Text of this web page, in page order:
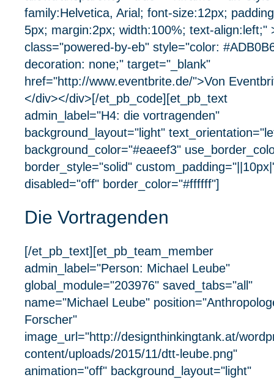
family:Helvetica, Arial; font-size:12px;
5px; margin:2px; width:100%; text-align:left;"
class="powered-by-eb" style="color:
decoration: none;" target="_blank"
href="http://www.eventbrite.de/">Von
</div></div>[/et_pb_code][et_pb_text
admin_label="H4: die vortragenden"
background_layout="light"
background_color="#eaeef3"
border_style="solid"
disabled="off" border_color="#ffffff"]
Die Vortragenden
[/et_pb_text][et_pb_team_member
admin_label="Person: Michael Leube"
global_module="203976" saved_tabs="all"
name="Michael Leube"
Forscher"
image_url="http://designthinkingtank.at/
content/uploads/2015/11/dtt-leube.png"
animation="off" background_layout="light"